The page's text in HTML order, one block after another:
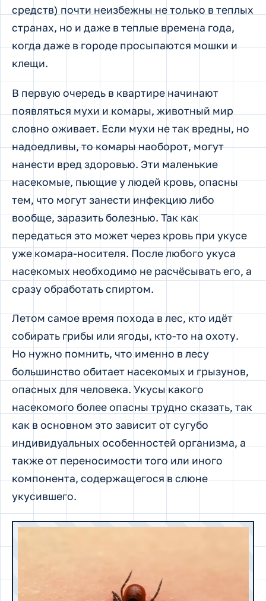
средств) почти неизбежны не только в теплых
странах, но и даже в теплые времена года,
когда даже в городе просыпаются мошки и
клещи.
В первую очередь в квартире начинают
появляться мухи и комары, животный мир
словно оживает. Если мухи не так вредны, но
надоедливы, то комары наоборот, могут
нанести вред здоровью. Эти маленькие
насекомые, пьющие у людей кровь, опасны
тем, что могут занести инфекцию либо
вообще, заразить болезнью. Так как
передаться это может через кровь при укусе
уже комара-носителя. После любого укуса
насекомых необходимо не расчёсывать его, а
сразу обработать спиртом.
Летом самое время похода в лес, кто идёт
собирать грибы или ягоды, кто-то на охоту.
Но нужно помнить, что именно в лесу
большинство обитает насекомых и грызунов,
опасных для человека. Укусы какого
насекомого более опасны трудно сказать, так
как в основном это зависит от сугубо
индивидуальных особенностей организма, а
также от переносимости того или иного
компонента, содержащегося в слюне
укусившего.